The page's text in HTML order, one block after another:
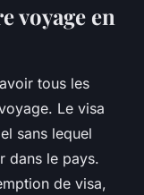
voyage en
tous les
Le visa
sans lequel
dans le pays.
de visa,